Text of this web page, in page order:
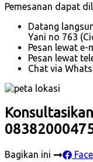
Pemesanan dapat
Datang
Yani no 763
Pesan lewat e-
Pesan lewat
Chat via
Bagikan ini